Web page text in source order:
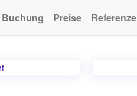
Buchung Preise